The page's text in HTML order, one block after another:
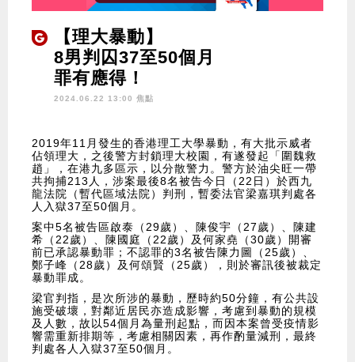
【理大暴動】
8男判囚37至50個月
罪有應得！
2024.06.22 13:00 焦點
2019年11月發生的香港理工大學暴動，有大批示威者
佔領理大，之後警方封鎖理大校園，有遂發起「圍魏救
趙」，在港九多區示，以分散警力。警方於油尖旺一帶
共拘捕213人，涉案最後8名被告今日（22日）於西九
龍法院（暫代區域法院）判刑，暫委法官梁嘉琪判處各
人入獄37至50個月。
案中5名被告區啟泰（29歲）、陳俊宇（27歲）、陳建
希（22歲）、陳國庭（22歲）及何家堯（30歲）開審
前已承認暴動罪；不認罪的3名被告陳力圖（25歲）、
鄭子峰（28歲）及何頌賢（25歲），則於審訊後被裁定
暴動罪成。
梁官判指，是次所涉的暴動，歷時約50分鐘，有公共設
施受破壞，對鄰近居民亦造成影響，考慮到暴動的規模
及人數，故以54個月為量刑起點，而因本案曾受疫情影
響需重新排期等，考慮相關因素，再作酌量減刑，最終
判處各人入獄37至50個月。